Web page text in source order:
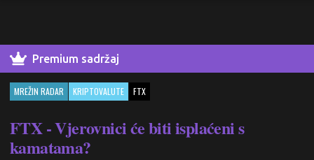
Premium sadržaj
MREŽIN RADAR KRIPTOVALUTE FTX
FTX - Vjerovnici će biti isplaćeni s
kamatama?